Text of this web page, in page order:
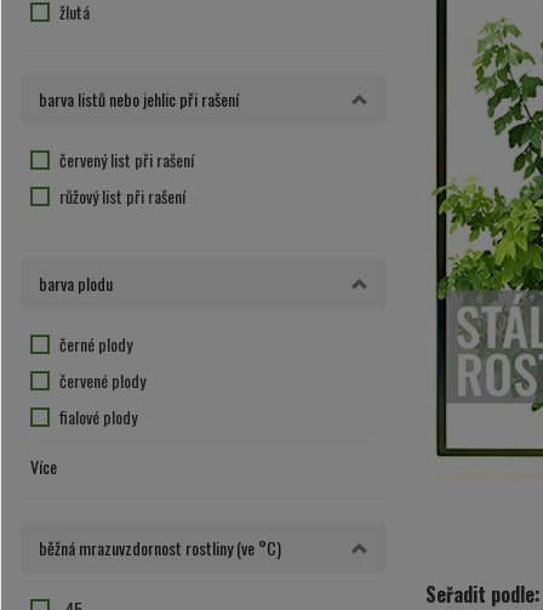
růžový květ
temně růžová
zelená
žluto-oranžový květ
žlutá
barva listů nebo jehlic při rašení
červený list při rašení
růžový list při rašení
barva plodu
černé plody
červené plody
fialové plody
zelené plody
žluté plody
Více
běžná mrazuvzdornost rostliny (ve °C)
Seřadit podle: